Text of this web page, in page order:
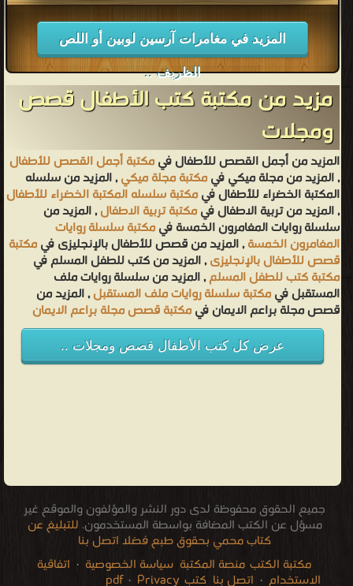
المزيد في مغامرات آرسين لوبين أو اللص
الظريف ..
مزيد من مكتبة كتب الأطفال قصص
ومجلات
المزيد من أجمل القصص للأطفال فيمكتبة أجمل القصص للأطفال
, المزيد من مجلة ميكي فيمكتبة مجلة ميكي, المزيد من سلسله
المكتبة الخضراء للأطفال فيمكتبة سلسله المكتبة الخضراء للأطفال
, المزيد من تربية الاطفال فيمكتبة تربية الاطفال, المزيد من
سلسلة روايات المغامرون الخمسة فيمكتبة سلسلة روايات
المغامرون الخمسة, المزيد من قصص للأطفال بالإنجليزى فيمكتبة
قصص للأطفال بالإنجليزى, المزيد من كتب للطفل المسلم في
مكتبة كتب للطفل المسلم, المزيد من سلسلة روايات ملف
المستقبل فيمكتبة سلسلة روايات ملف المستقبل, المزيد من
قصص مجلة براعم الايمان فيمكتبة قصص مجلة براعم الايمان
عرض كل كتب الأطفال قصص ومجلات ..
جميع الحقوق محفوظة لدى دور النشر والمؤلفون والموقع غير
مسؤل عن الكتب المضافة بواسطة المستخدمون. للتبليغ عن
كتاب محمي بحقوق طبع فضلا اتصل بنا
مكتبة الكتب منصة المكتبة سياسة الخصوصية · اتفاقية
الاستخدام · اتصل بنا كتب pdf · Privacy